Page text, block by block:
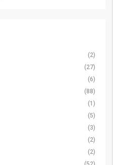
(2)
(27)
(6)
(88)
(1)
(5)
(3)
(2)
(2)